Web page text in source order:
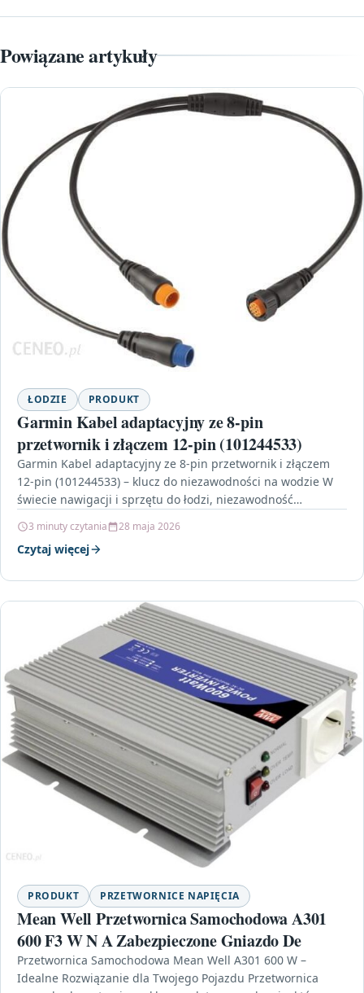
Powiązane artykuły
ŁODZIE PRODUKT
Garmin Kabel adaptacyjny ze 8-pin
przetwornik i złączem 12-pin (101244533)
Garmin Kabel adaptacyjny ze 8-pin przetwornik i złączem
12-pin (101244533) – klucz do niezawodności na wodzie W
świecie nawigacji i sprzętu do łodzi, niezawodność…
3 minuty czytania 28 maja 2026
Czytaj więcej
PRODUKT PRZETWORNICE NAPIĘCIA
Mean Well Przetwornica Samochodowa A301
600 F3 W N A Zabezpieczone Gniazdo De
Przetwornica Samochodowa Mean Well A301 600 W –
Idealne Rozwiązanie dla Twojego Pojazdu Przetwornica